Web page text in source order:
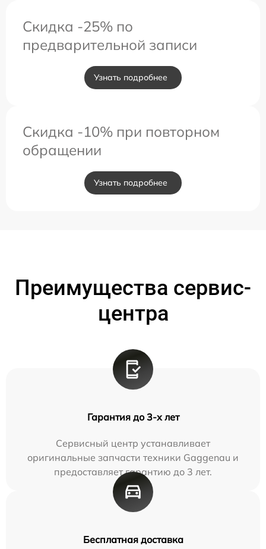
Скидка -25% по
предварительной записи
Узнать подробнее
Скидка -10% при повторном
обращении
Узнать подробнее
Преимущества сервис-
центра
Гарантия до 3-х лет
Сервисный центр устанавливает
оригинальные запчасти техники Gaggenau и
предоставляет гарантию до 3 лет.
Бесплатная доставка